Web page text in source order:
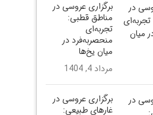
برگزاری عروسی در
مناطق قطبی:
تجربه‌ای
منحصربه‌فرد در
میان یخ‌ها
مرداد 4, 1404
برگزاری عروسی در
غارهای طبیعی: